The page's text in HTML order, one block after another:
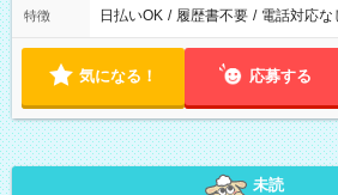
特徴 日払いOK / 履歴書不要 / 電話対応な
気になる！ 応募する
未読